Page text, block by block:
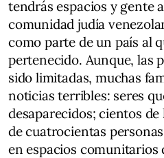
tendrás espacios y gente
comunidad judía
como parte de un país al
pertenecido. Aunque, las
sido limitadas, muchas
noticias terribles: seres
desaparecidos; cientos
de cuatrocientas
en espacios comunitarios